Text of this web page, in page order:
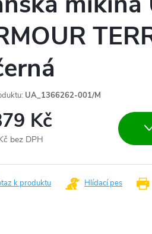
UA_1366262-001/M
Kč
bez DPH
k produktu Hlídací pes